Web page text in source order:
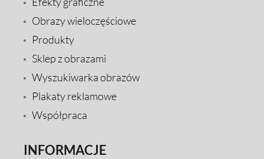
Obrazy wieloczęściowe
Produkty
Sklep z obrazami
Wyszukiwarka obrazów
Plakaty reklamowe
Współpraca
INFORMACJE